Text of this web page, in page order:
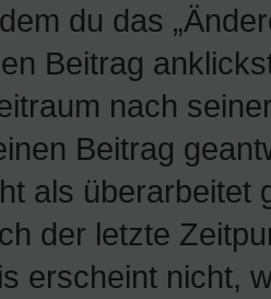
du das
Beitrag
nach
Beitrag
als überarbeitet
der letzte
erscheint nicht,